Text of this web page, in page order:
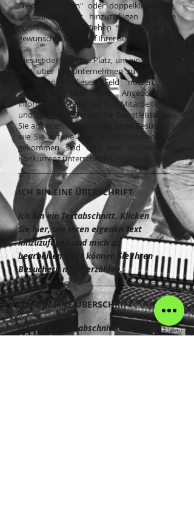
"Text bearbeiten" oder doppelklicken Sie,
um Ihren Inhalt hinzuzufügen und die
Fonts zu ändern. Ziehen Sie mich an die
gewünschte Stelle auf Ihrer Seite.
Dies ist der perfekte Platz, um einen langen
Text über Ihr Unternehmen zu schreiben.
Sie können dieses Feld nutzen, um
detaillierter über Ihre Angebote zu
informieren. Stellen Sie Ihre Mitarbeiter vor
und schreiben Sie, welche Dienstleistungen
Sie anbieten. Erzählen Sie Ihren Besuchern,
wie Sie auf die Idee für Ihr Unternehmen
gekommen sind und was Sie von der
Konkurrenz unterscheidet.
ICH BIN EINE ÜBERSCHRIFT
Ich bin ein Textabschnitt. Klicken
Sie hier, um Ihren eigenen Text
hinzuzufügen und mich zu
bearbeiten. Hier können Sie Ihren
Besuchern mehr erzählen.
ICH BIN EINE ÜBERSCHRIFT
Ich bin ein Textabschnitt. Klicken